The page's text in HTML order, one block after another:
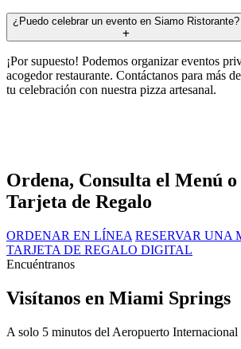
¿Puedo celebrar un evento en Siamo Ristorante?
¡Por supuesto! Podemos organizar eventos
acogedor restaurante. Contáctanos para más
tu celebración con nuestra pizza artesanal.
Ordena, Consulta el Menú
Tarjeta de Regalo
ORDENAR EN LÍNEA RESERVAR UNA
TARJETA DE REGALO DIGITAL
Encuéntranos
Visítanos en Miami Springs
A solo 5 minutos del Aeropuerto